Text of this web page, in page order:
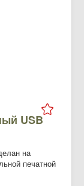
USB
на
печатной